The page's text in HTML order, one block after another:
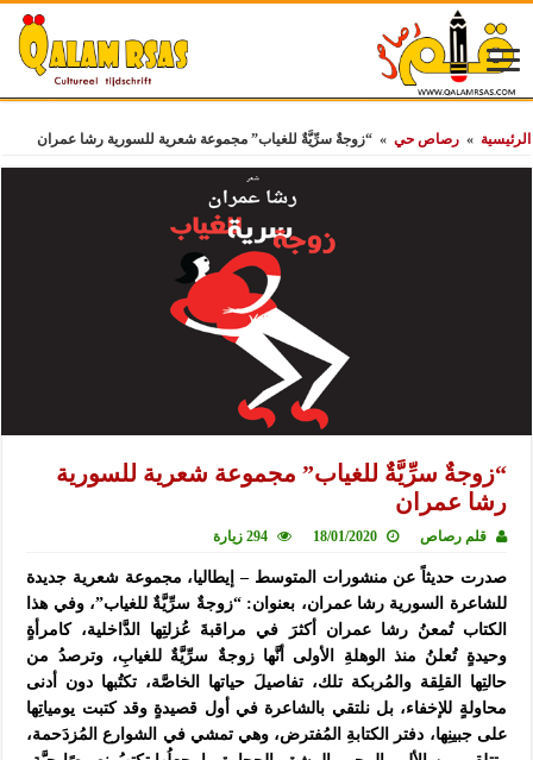
الرئيسية » رصاص حي » “زوجةٌ سرِّيَّةٌ للغياب” مجموعة شعرية للسورية رشا عمران
“زوجةٌ سرِّيَّةٌ للغياب” مجموعة شعرية للسورية
رشا عمران
قلم رصاص 18/01/2020 294 زيارة
صدرت حديثاً عن منشورات المتوسط – إيطاليا، مجموعة شعرية جديدة
للشاعرة السورية رشا عمران، بعنوان: “زوجةٌ سرِّيَّةٌ للغياب”، وفي هذا
الكتاب تُمعنُ رشا عمران أكثرَ في مراقبةَ عُزلتِها الدَّاخلية، كامرأةٍ
وحيدةٍ تُعلنُ منذ الوهلةِ الأولى أنَّها زوجةٌ سرِّيَّةٌ للغيابِ، وترصدُ من
حالتِها القلِقة والمُربكة تلك، تفاصيلَ حياتها الخاصَّة، تكتُبها دون أدنى
محاولةٍ للإخفاء، بل نلتقي بالشاعرة في أول قصيدةٍ وقد كتبت يومياتِها
على جبينِها، دفتر الكتابةِ المُفترض، وهي تمشي في الشوارع المُزدَحمة،